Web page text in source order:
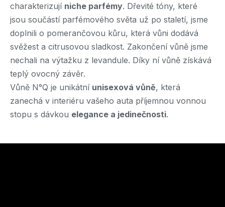
charakterizují niche parfémy. Dřevité tóny, které
jsou součástí parfémového světa už po staletí, jsme
doplnili o pomerančovou kůru, která vůni dodává
svěžest a citrusovou sladkost. Zakončení vůně jsme
nechali na výtažku z levandule. Díky ní vůně získává
teplý ovocný závěr.
Vůně N°Q je unikátní unisexová vůně, která
zanechá v interiéru vašeho auta příjemnou vonnou
stopu s dávkou elegance a jedinečnosti.